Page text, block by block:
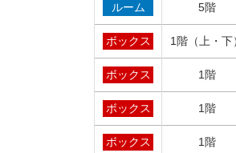
ルーム 5階
ボックス 1階（上・下
ボックス 1階
ボックス 1階
ボックス 1階